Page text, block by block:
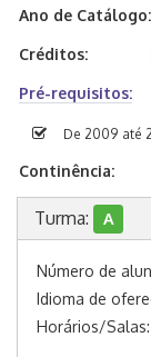
Ano de Catálogo:
Créditos:
Pré-requisitos:
De 2009 até
Continência:
Turma: A
Número de
Idioma de
Horários/Salas: